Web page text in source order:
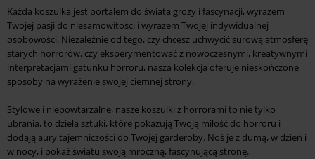
Każda koszulka jest portalem do świata grozy i fascynacji, wyrazem
Twojej pasji do niesamowitości i wyrazem Twojej indywidualnej
osobowości. Niezależnie od tego, czy chcesz uchwycić surową atmosferę
starych horrorów, czy eksperymentować z nowoczesnymi, kreatywnymi
interpretacjami gatunku horroru, nasza kolekcja oferuje nieskończone
sposoby na wyrażenie swojej ciemnej strony.
Stylowe i niepowtarzalne, nasze koszulki z horrorami to nie tylko
ubrania, to dzieła sztuki, które pokazują Twoją miłość do horroru i
dodają aury tajemniczości do Twojej garderoby. Noś je z dumą, w dzień i
w nocy, i pokaż światu swoją mroczną, fascynującą stronę.